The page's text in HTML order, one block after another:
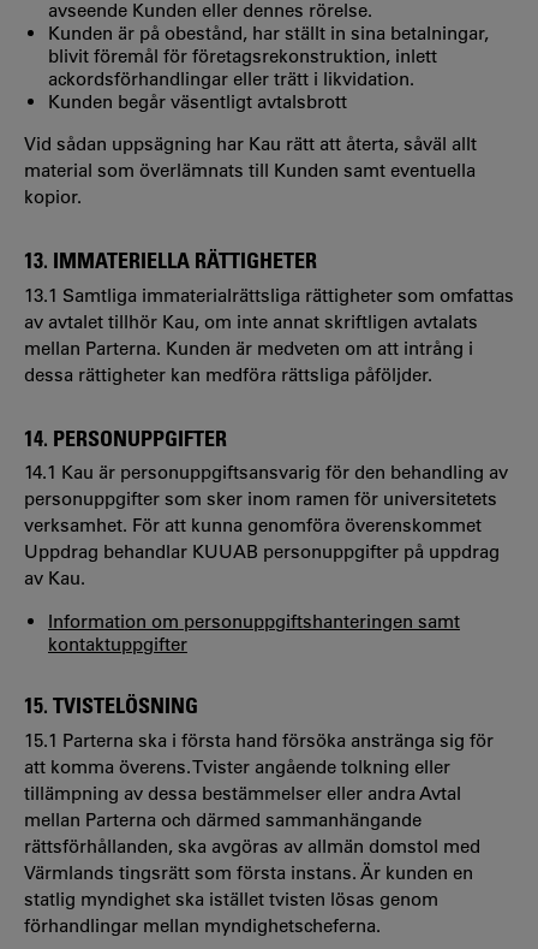
avseende Kunden eller dennes rörelse.
Kunden är på obestånd, har ställt in sina betalningar,
blivit föremål för företagsrekonstruktion, inlett
ackordsförhandlingar eller trätt i likvidation.
Kunden begår väsentligt avtalsbrott
Vid sådan uppsägning har Kau rätt att återta, såväl allt
material som överlämnats till Kunden samt eventuella
kopior.
13. IMMATERIELLA RÄTTIGHETER
13.1 Samtliga immaterialrättsliga rättigheter som omfattas
av avtalet tillhör Kau, om inte annat skriftligen avtalats
mellan Parterna. Kunden är medveten om att intrång i
dessa rättigheter kan medföra rättsliga påföljder.
14. PERSONUPPGIFTER
14.1 Kau är personuppgiftsansvarig för den behandling av
personuppgifter som sker inom ramen för universitetets
verksamhet. För att kunna genomföra överenskommet
Uppdrag behandlar KUUAB personuppgifter på uppdrag
av Kau.
Information om personuppgiftshanteringen samt
kontaktuppgifter
15. TVISTELÖSNING
15.1 Parterna ska i första hand försöka anstränga sig för
att komma överens. Tvister angående tolkning eller
tillämpning av dessa bestämmelser eller andra Avtal
mellan Parterna och därmed sammanhängande
rättsförhållanden, ska avgöras av allmän domstol med
Värmlands tingsrätt som första instans. Är kunden en
statlig myndighet ska istället tvisten lösas genom
förhandlingar mellan myndighetscheferna.